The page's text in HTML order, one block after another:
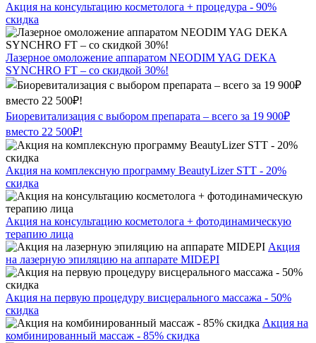
Акция на консультацию косметолога + процедура - 90%
скидка
Лазерное омоложение аппаратом NEODIM YAG DEKA
SYNCHRO FT – со скидкой 30%!
Биоревитализация с выбором препарата – всего за 19 900₽
вместо 22 500₽!
Акция на комплексную программу BeautyLizer STT - 20%
скидка
Акция на консультацию косметолога + фотодинамическую
терапию лица
Акция
на лазерную эпиляцию на аппарате MIDEPI
Акция на первую процедуру висцерального массажа - 50%
скидка
Акция на
комбинированный массаж - 85% скидка